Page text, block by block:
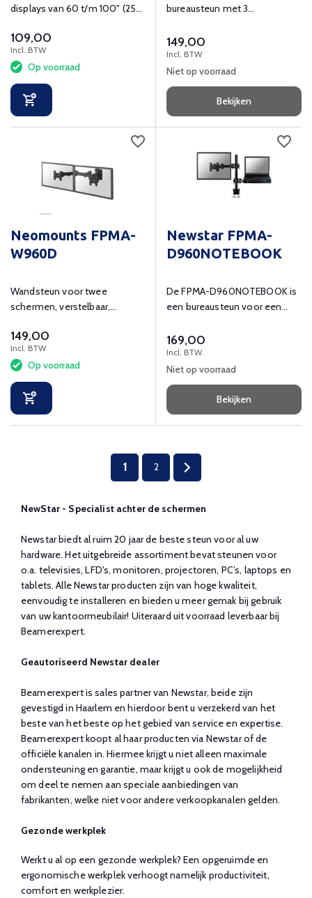
displays van 60 t/m 100" (254
109,00
Incl. BTW
Op voorraad
bureausteun met 3
t/m 30" (76 cm)
149,00
Incl. BTW
Niet op voorraad
Bekijken
Neomounts FPMA-
W960D
Wandsteun voor twee
schermen, verstelbaar,
weggewerkte kabels.
149,00
Incl. BTW
Op voorraad
Newstar FPMA-
D960NOTEBOOK
De FPMA-D960NOTEBOOK is
een bureausteun voor een
27" (69 cm)
169,00
Incl. BTW
Niet op voorraad
Bekijken
1 2
NewStar - Specialist achter de schermen
Newstar biedt al ruim 20 jaar de beste steun voor al uw
hardware. Het uitgebreide assortiment bevat steunen voor
o.a. televisies, LFD's, monitoren, projectoren, PC’s, laptops en
tablets. Alle Newstar producten zijn van hoge kwaliteit,
eenvoudig te installeren en bieden u meer gemak bij gebruik
van uw kantoormeubilair! Uiteraard uit voorraad leverbaar bij
Beamerexpert.
Geautoriseerd Newstar dealer
Beamerexpert is sales partner van Newstar, beide zijn
gevestigd in Haarlem en hierdoor bent u verzekerd van het
beste van het beste op het gebied van service en expertise.
Beamerexpert koopt al haar producten via Newstar of de
officiële kanalen in. Hiermee krijgt u niet alleen maximale
ondersteuning en garantie, maar krijgt u ook de mogelijkheid
om deel te nemen aan speciale aanbiedingen van
fabrikanten, welke niet voor andere verkoopkanalen gelden.
Gezonde werkplek
Werkt u al op een gezonde werkplek? Een opgeruimde en
ergonomische werkplek verhoogt namelijk productiviteit,
comfort en werkplezier.